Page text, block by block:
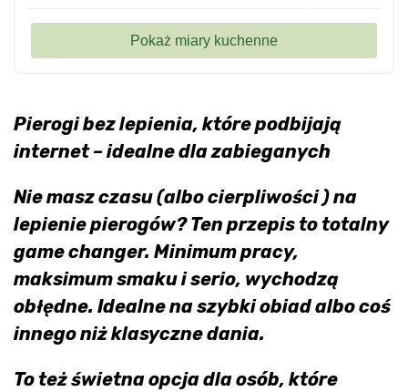
Pierogi bez lepienia, które podbijają
internet – idealne dla zabieganych
Nie masz czasu (albo cierpliwości ) na
lepienie pierogów? Ten przepis to totalny
game changer. Minimum pracy,
maksimum smaku i serio, wychodzą
obłędne. Idealne na szybki obiad albo coś
innego niż klasyczne dania.
To też świetna opcja dla osób, które